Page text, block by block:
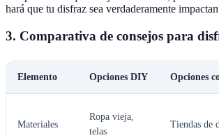
hará que tu disfraz sea verdaderamente
3. Comparativa de consejos para
Elemento Opciones DIY Opciones
Materiales
Ropa vieja,
telas
Tiendas de